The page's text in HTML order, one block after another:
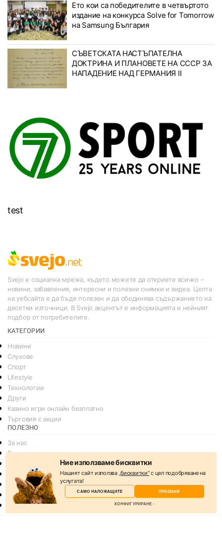
Ето кои са победителите в четвъртото
издание на конкурса Solve for Tomorrow
на Samsung България
СЪВЕТСКАТА НАСТЪПАТЕЛНА
ДОКТРИНА И ПЛАНОВЕТЕ НА СССР ЗА
НАПАДЕНИЕ НАД ГЕРМАНИЯ II
test
Svejo е социална мрежа, където можете да откриете всичко –
новини, забавления, интересни и полезни снимки и видеа. Целта
на уебсайта е да бъде полезен и да обединява съдържанието на
десетки източници. В Svejo акцентът е информацията и нейният
подбор от потребителите.
КАТЕГОРИИ
Новини
Слухове
Спорт
Lifestyle
Технологии
Други
Казино игри онлайн безплатно
Търговия с акции
ПОЛЕЗНО
За нас
Реклама
Условия за споделяне
Политика за поверителснот
Политика на Бисквитките
Контакти
Ние използваме бисквитки
Нашият сайт използва „бисквитки“с цел подобряване на
услугата!
САМО НАЛОЖАЩИТЕ ПРИЕМАМ
КОНФИГУРИРАНЕ